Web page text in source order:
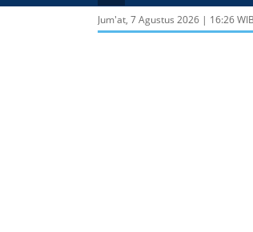
Jum'at, 7 Agustus 2026 | 16:26